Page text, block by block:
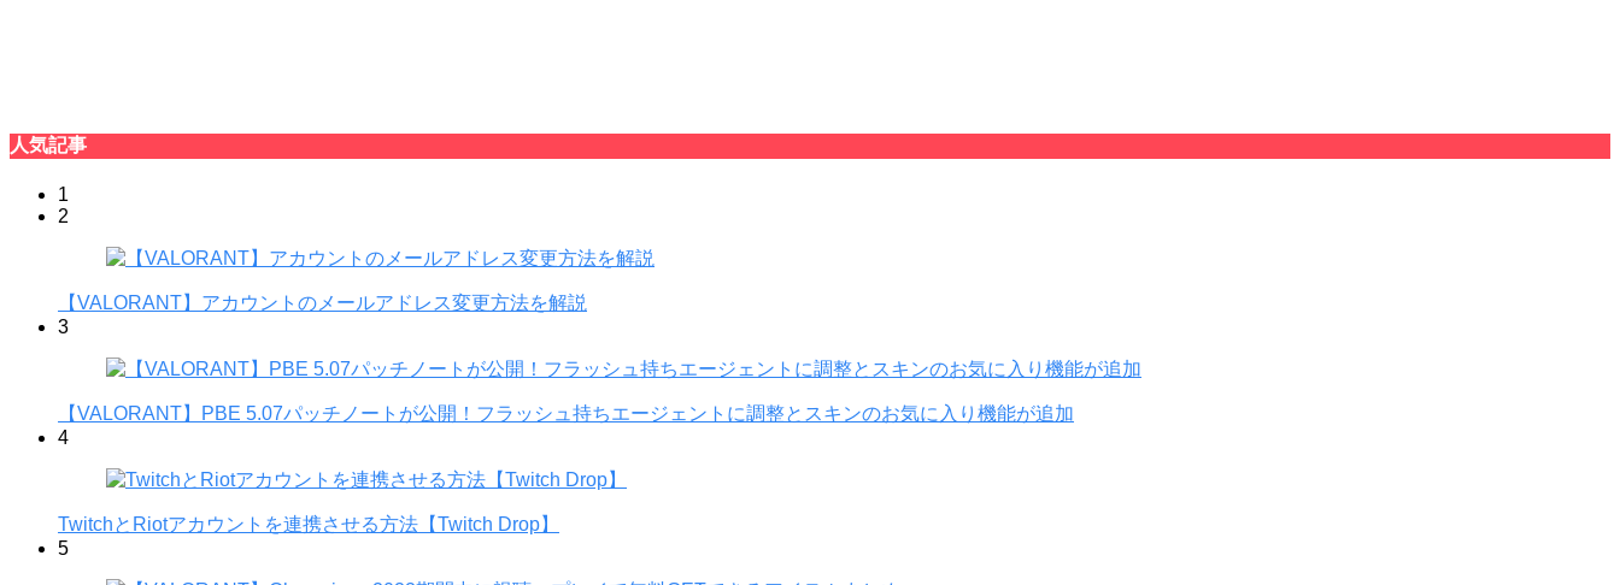
人気記事
1
2
【VALORANT】アカウントのメールアドレス変更方法を解説
3
【VALORANT】PBE 5.07パッチノートが公開！フラッシュ持ちエージェントに調整とスキンのお気に入り機能が追加
4
TwitchとRiotアカウントを連携させる方法【Twitch Drop】
5